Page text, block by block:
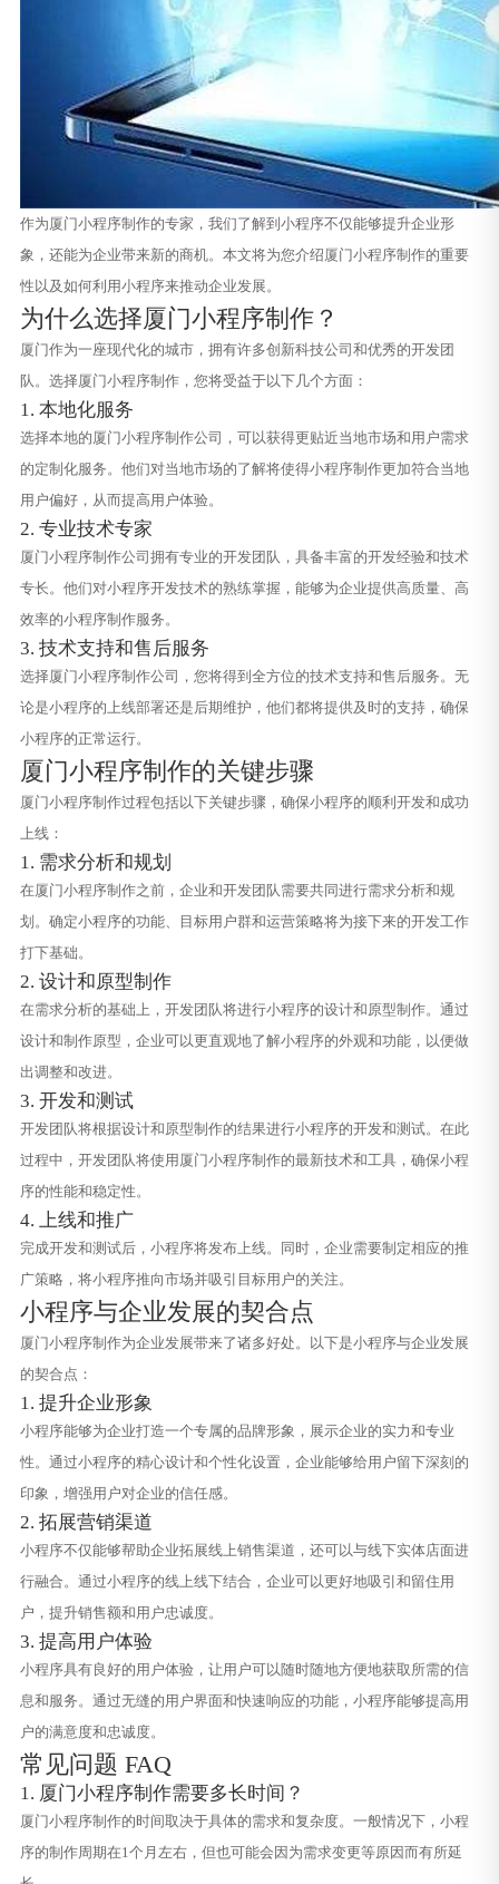
作为厦门小程序制作的专家，我们了解到小程序不仅能够提升企业形
象，还能为企业带来新的商机。本文将为您介绍厦门小程序制作的重要
性以及如何利用小程序来推动企业发展。
为什么选择厦门小程序制作？
厦门作为一座现代化的城市，拥有许多创新科技公司和优秀的开发团
队。选择厦门小程序制作，您将受益于以下几个方面：
1. 本地化服务
选择本地的厦门小程序制作公司，可以获得更贴近当地市场和用户需求
的定制化服务。他们对当地市场的了解将使得小程序制作更加符合当地
用户偏好，从而提高用户体验。
2. 专业技术专家
厦门小程序制作公司拥有专业的开发团队，具备丰富的开发经验和技术
专长。他们对小程序开发技术的熟练掌握，能够为企业提供高质量、高
效率的小程序制作服务。
3. 技术支持和售后服务
选择厦门小程序制作公司，您将得到全方位的技术支持和售后服务。无
论是小程序的上线部署还是后期维护，他们都将提供及时的支持，确保
小程序的正常运行。
厦门小程序制作的关键步骤
厦门小程序制作过程包括以下关键步骤，确保小程序的顺利开发和成功
上线：
1. 需求分析和规划
在厦门小程序制作之前，企业和开发团队需要共同进行需求分析和规
划。确定小程序的功能、目标用户群和运营策略将为接下来的开发工作
打下基础。
2. 设计和原型制作
在需求分析的基础上，开发团队将进行小程序的设计和原型制作。通过
设计和制作原型，企业可以更直观地了解小程序的外观和功能，以便做
出调整和改进。
3. 开发和测试
开发团队将根据设计和原型制作的结果进行小程序的开发和测试。在此
过程中，开发团队将使用厦门小程序制作的最新技术和工具，确保小程
序的性能和稳定性。
4. 上线和推广
完成开发和测试后，小程序将发布上线。同时，企业需要制定相应的推
广策略，将小程序推向市场并吸引目标用户的关注。
小程序与企业发展的契合点
厦门小程序制作为企业发展带来了诸多好处。以下是小程序与企业发展
的契合点：
1. 提升企业形象
小程序能够为企业打造一个专属的品牌形象，展示企业的实力和专业
性。通过小程序的精心设计和个性化设置，企业能够给用户留下深刻的
印象，增强用户对企业的信任感。
2. 拓展营销渠道
小程序不仅能够帮助企业拓展线上销售渠道，还可以与线下实体店面进
行融合。通过小程序的线上线下结合，企业可以更好地吸引和留住用
户，提升销售额和用户忠诚度。
3. 提高用户体验
小程序具有良好的用户体验，让用户可以随时随地方便地获取所需的信
息和服务。通过无缝的用户界面和快速响应的功能，小程序能够提高用
户的满意度和忠诚度。
常见问题 FAQ
1. 厦门小程序制作需要多长时间？
厦门小程序制作的时间取决于具体的需求和复杂度。一般情况下，小程
序的制作周期在1个月左右，但也可能会因为需求变更等原因而有所延